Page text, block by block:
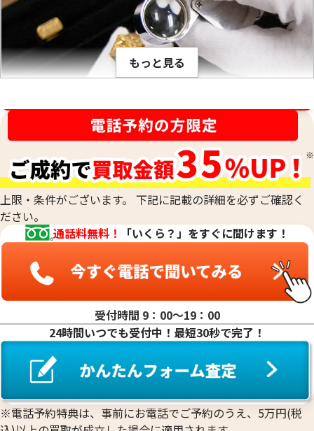
物質の1立方センチメートル当りの重量のことをいいます。(※
物質を1センチ角のサイの目状に切った時のその重さ) 1立方セ
ンチメートルあたり何グラムかは、金属ごとに異なり、K18や
PT900のように何種類かの貴金属を混ぜ合わせて作った合金
でも、その混合比率が解っているので比重が計算出来ます。こ
が付いていない金塊やインゴットなど、水に浸すことができ
るものの純度を、非常に正確に測定する際に用います。最終的
な査定額は、これらの科学的なデータに加えて、査定士が持つ
専門知識と経験を総合的に判断して算出されます。
刻印がなくて純度がわからないお品物や、他の素材のお品物
と組み合わされた合金のお品物、低純度のお品物も、当社の
専門的な技術で正確に測定し、その場で価値を判定いたしま
す。他店で「買取は難しい」と断られてしまったお品物も、諦
めずにご相談ください。おたからやでは、確かな鑑定力で、
これまでお値段がつかなかったお品物にも、思わぬ価値が見
つかるかもしれません。どのような貴金属でも、お気軽にお
持ち込みください。
もっと見る
上限・条件がございます。 下記に記載の詳細を必ずご確認く
ださい。
通話料無料！
「いくら？」をすぐに聞けます！
受付時間 9：00〜19：00
24時間いつでも受付中！最短30秒で完了！
※電話予約特典は、事前にお電話でご予約のうえ、5万円(税